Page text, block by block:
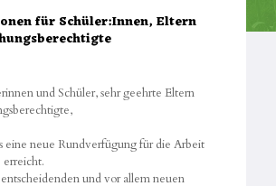
für Schüler:Innen, Eltern
und Schüler, sehr geehrte Eltern
eine neue Rundverfügung für die Arbeit
erreicht.
und vor allem neuen